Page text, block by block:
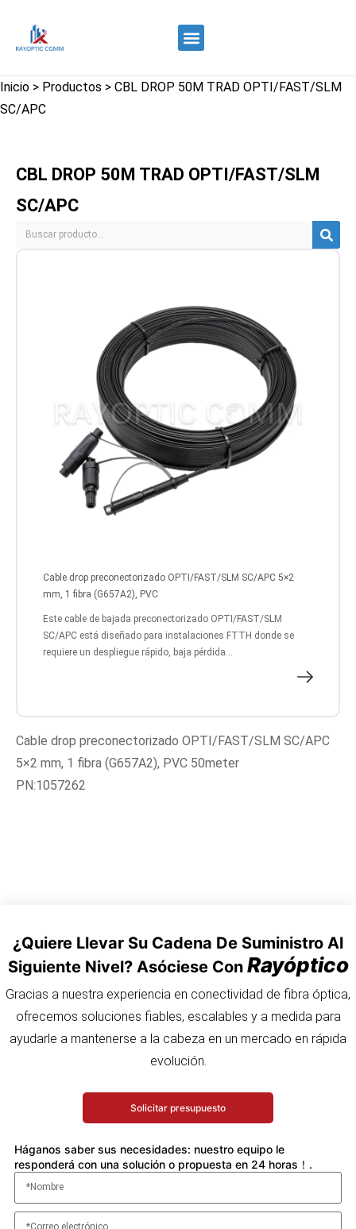
Inicio > Productos > CBL DROP 50M TRAD OPTI/FAST/SLM
SC/APC
CBL DROP 50M TRAD OPTI/FAST/SLM
SC/APC
Cable drop preconectorizado OPTI/FAST/SLM SC/APC 5×2
mm, 1 fibra (G657A2), PVC
Este cable de bajada preconectorizado OPTI/FAST/SLM
SC/APC está diseñado para instalaciones FTTH donde se
requiere un despliegue rápido, baja pérdida...
Cable drop preconectorizado OPTI/FAST/SLM SC/APC
5×2 mm, 1 fibra (G657A2), PVC 50meter
PN:1057262
¿Quiere Llevar Su Cadena De Suministro Al
Siguiente Nivel? Asóciese Con Rayóptico
Gracias a nuestra experiencia en conectividad de fibra óptica,
ofrecemos soluciones fiables, escalables y a medida para
ayudarle a mantenerse a la cabeza en un mercado en rápida
evolución.
Solicitar presupuesto
Háganos saber sus necesidades: nuestro equipo le
responderá con una solución o propuesta en 24 horas！.